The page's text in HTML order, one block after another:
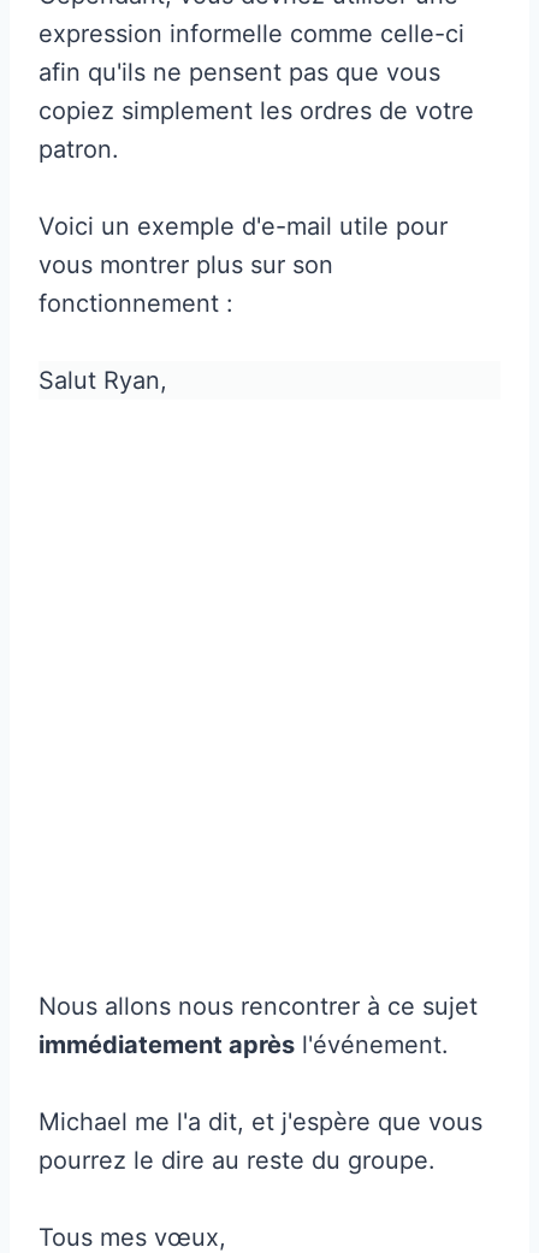
expression informelle comme celle-ci
afin qu'ils ne pensent pas que vous
copiez simplement les ordres de votre
patron.
Voici un exemple d'e-mail utile pour
vous montrer plus sur son
fonctionnement :
Salut Ryan,
Nous allons nous rencontrer à ce sujet
immédiatement après l'événement.
Michael me l'a dit, et j'espère que vous
pourrez le dire au reste du groupe.
Tous mes vœux,